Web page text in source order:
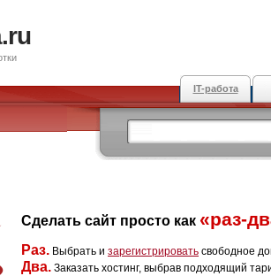
IT-работа
Сделать сайт просто как «раз-
Раз. Выбрать и зарегистрировать свободное
Два. Заказать хостинг, выбрав подходящий